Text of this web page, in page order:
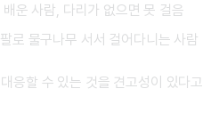
운 사람, 다리가 없으면 못 걸음
로 물구나무 서서 걸어다니는 사람
응할 수 있는 것을 견고성이 있다고